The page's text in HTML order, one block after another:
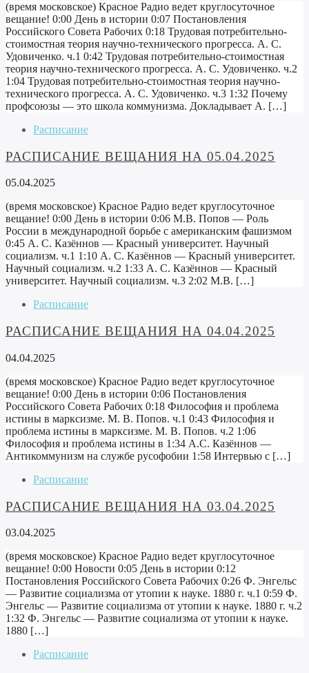
(время московское) Красное Радио ведет круглосуточное
вещание! 0:00 День в истории 0:07 Постановления
Российского Совета Рабочих 0:18 Трудовая потребительно-
стоимостная теория научно-технического прогресса. А. С.
Удовиченко. ч.1 0:42 Трудовая потребительно-стоимостная
теория научно-технического прогресса. А. С. Удовиченко. ч.2
1:04 Трудовая потребительно-стоимостная теория научно-
технического прогресса. А. С. Удовиченко. ч.3 1:32 Почему
профсоюзы — это школа коммунизма. Докладывает А. […]
Расписание
РАСПИСАНИЕ ВЕЩАНИЯ НА 05.04.2025
05.04.2025
(время московское) Красное Радио ведет круглосуточное
вещание! 0:00 День в истории 0:06 М.В. Попов — Роль
России в международной борьбе с американским фашизмом
0:45 А. С. Казённов — Красный университет. Научный
социализм. ч.1 1:10 А. С. Казённов — Красный университет.
Научный социализм. ч.2 1:33 А. С. Казённов — Красный
университет. Научный социализм. ч.3 2:02 М.В. […]
Расписание
РАСПИСАНИЕ ВЕЩАНИЯ НА 04.04.2025
04.04.2025
(время московское) Красное Радио ведет круглосуточное
вещание! 0:00 День в истории 0:06 Постановления
Российского Совета Рабочих 0:18 Философия и проблема
истины в марксизме. М. В. Попов. ч.1 0:43 Философия и
проблема истины в марксизме. М. В. Попов. ч.2 1:06
Философия и проблема истины в 1:34 А.С. Казённов —
Антикоммунизм на службе русофобии 1:58 Интервью c […]
Расписание
РАСПИСАНИЕ ВЕЩАНИЯ НА 03.04.2025
03.04.2025
(время московское) Красное Радио ведет круглосуточное
вещание! 0:00 Новости 0:05 День в истории 0:12
Постановления Российского Совета Рабочих 0:26 Ф. Энгельс
— Развитие социализма от утопии к науке. 1880 г. ч.1 0:59 Ф.
Энгельс — Развитие социализма от утопии к науке. 1880 г. ч.2
1:32 Ф. Энгельс — Развитие социализма от утопии к науке.
1880 […]
Расписание